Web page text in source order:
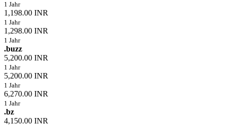
1 Jahr
1,198.00 INR
1 Jahr
1,298.00 INR
1 Jahr
.buzz
5,200.00 INR
1 Jahr
5,200.00 INR
1 Jahr
6,270.00 INR
1 Jahr
.bz
4,150.00 INR